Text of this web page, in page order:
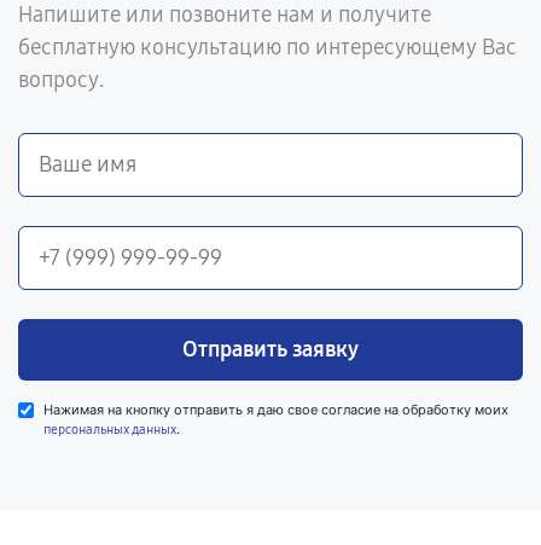
Напишите или позвоните нам и получите
бесплатную консультацию по интересующему Вас
вопросу.
Отправить заявку
Нажимая на кнопку отправить я даю свое согласие на обработку моих
персональных данных.